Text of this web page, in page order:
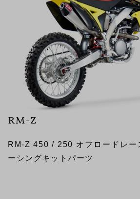
RM-Z
RM-Z 450 / 250 オフロードレー
ーシングキットパーツ